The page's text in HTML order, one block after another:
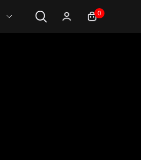
0